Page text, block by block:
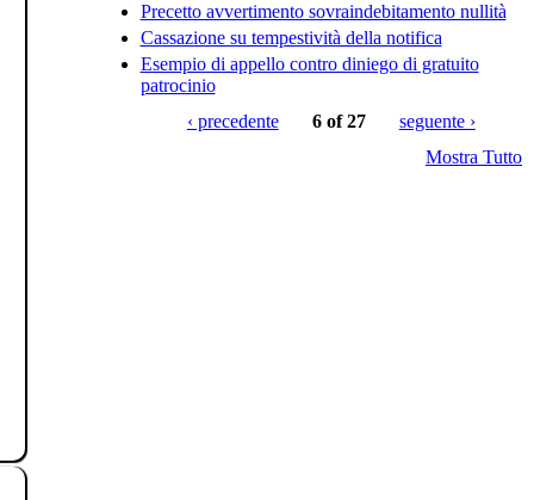
Precetto avvertimento sovraindebitamento nullità
Cassazione su tempestività della notifica
Esempio di appello contro diniego di gratuito
patrocinio
‹ precedente
6 of 27
seguente ›
Mostra Tutto